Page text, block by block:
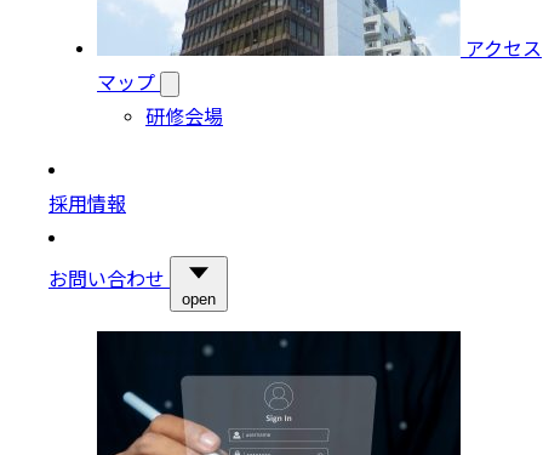
アクセス
マップ
研修会場
採用情報
お問い合わせ
open